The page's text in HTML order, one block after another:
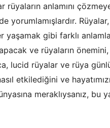
anlamını
yorumlamışlardır.
gibi farklı
ve rüyaların
lucid rüyalar ve rüya
etkilediğini ve
meraklıysanız, bu